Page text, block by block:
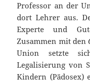
Professor an der
dort Lehrer aus.
Experte und
Zusammen mit den
Union setzte
Legalisierung von
Kindern (Pädosex)